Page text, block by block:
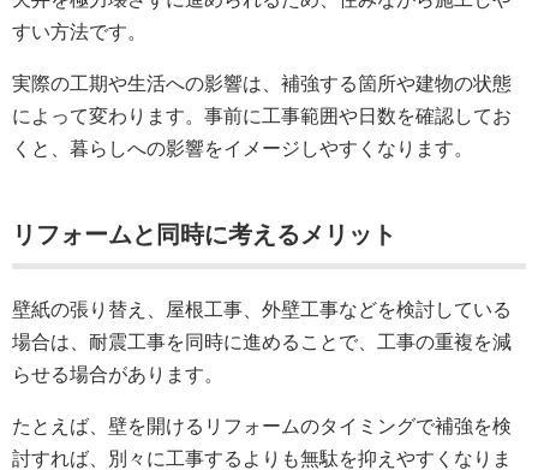
すい方法です。
実際の工期や生活への影響は、補強する箇所や建物の状態
によって変わります。事前に工事範囲や日数を確認してお
くと、暮らしへの影響をイメージしやすくなります。
リフォームと同時に考えるメリット
壁紙の張り替え、屋根工事、外壁工事などを検討している
場合は、耐震工事を同時に進めることで、工事の重複を減
らせる場合があります。
たとえば、壁を開けるリフォームのタイミングで補強を検
討すれば、別々に工事するよりも無駄を抑えやすくなりま